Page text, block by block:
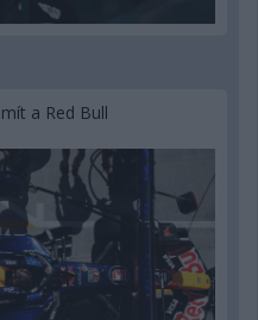
a Red Bull